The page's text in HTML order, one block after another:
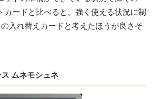
カードと比べると、強く使える状況に制
入れ替えカードと考えたほうが良さそ
ムネモシュネ